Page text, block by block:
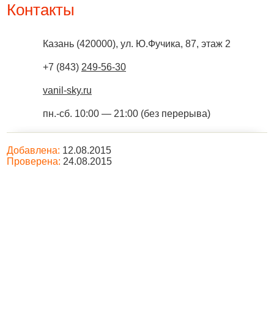
Контакты
Казань (420000), ул. Ю.Фучика, 87, этаж 2
+7 (843) 249-56-30
vanil-sky.ru
пн.-сб. 10:00 — 21:00 (без перерыва)
Добавлена: 12.08.2015
Проверена: 24.08.2015